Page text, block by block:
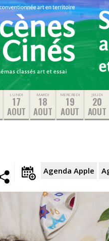
LUNDI
17
AOUT
MARDI
18
AOUT
MERCREDI
19
AOUT
JEUDI
20
AOUT
Agenda Apple